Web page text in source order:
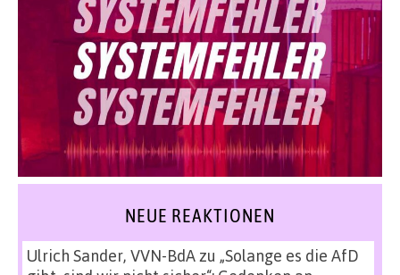
NEUE REAKTIONEN
Ulrich Sander, VVN-BdAzu „Solange es die AfD